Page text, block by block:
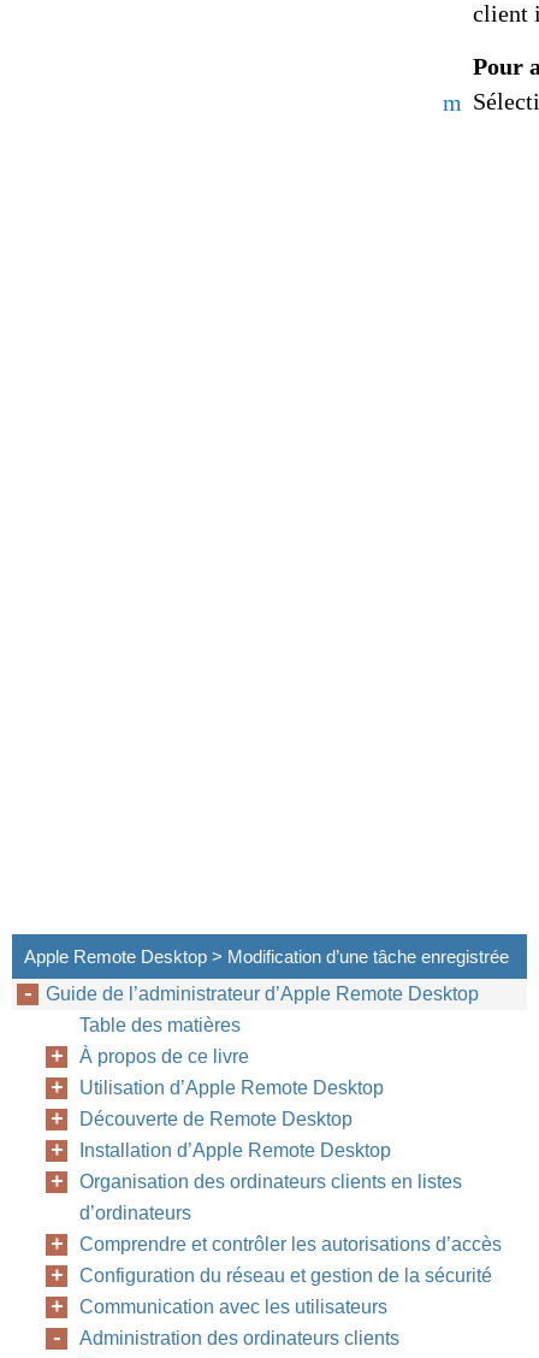
client
Pour
m
Apple Remote Desktop > Modification d’une tâche enregistrée
Guide de l’administrateur d’Apple Remote Desktop
Table des matières
À propos de ce livre
Utilisation d’Apple Remote Desktop
Découverte de Remote Desktop
Installation d’Apple Remote Desktop
Organisation des ordinateurs clients en listes
d’ordinateurs
Comprendre et contrôler les autorisations d’accès
Configuration du réseau et gestion de la sécurité
Communication avec les utilisateurs
Administration des ordinateurs clients